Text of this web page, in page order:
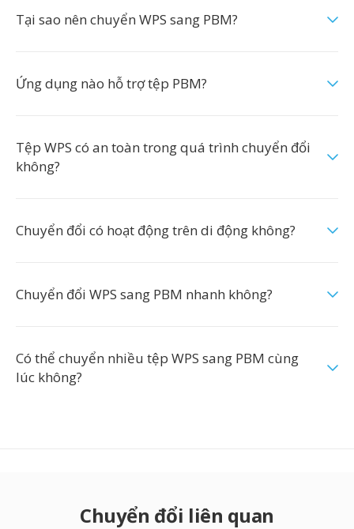
Tại sao nên chuyển WPS sang PBM?
Ứng dụng nào hỗ trợ tệp PBM?
Tệp WPS có an toàn trong quá trình chuyển đổi
không?
Chuyển đổi có hoạt động trên di động không?
Chuyển đổi WPS sang PBM nhanh không?
Có thể chuyển nhiều tệp WPS sang PBM cùng
lúc không?
Chuyển đổi liên quan